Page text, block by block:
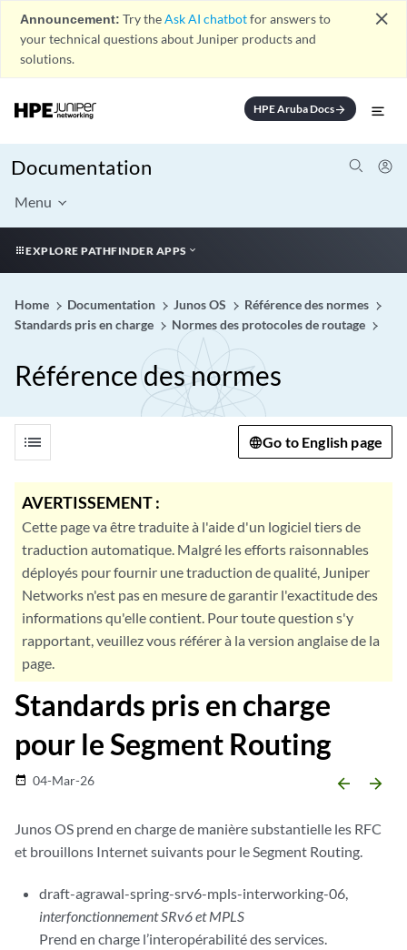
Announcement: Try theAsk AI chatbotfor answers to
your technical questions about Juniper products and
solutions.
close
HPE Aruba Docsarrow_forward
Documentation
Menu
EXPLORE PATHFINDER APPS
Home Documentation Junos OS
Référence des normes
Standards pris en charge
Normes des protocoles de routage
Référence des normes
list Go to English page
AVERTISSEMENT :
Cette page va être traduite à l'aide d'un logiciel tiers de
traduction automatique. Malgré les efforts raisonnables
déployés pour fournir une traduction de qualité, Juniper
Networks n'est pas en mesure de garantir l'exactitude des
informations qu'elle contient. Pour toute question s'y
rapportant, veuillez vous référer à la version anglaise de la
page.
Standards pris en charge
pour le Segment Routing
date_range 04-Mar-26 arrow_backward arrow_forward
Junos OS prend en charge de manière substantielle les RFC
et brouillons Internet suivants pour le Segment Routing.
draft-agrawal-spring-srv6-mpls-interworking-06,
interfonctionnement SRv6 et MPLS
Prend en charge l’interopérabilité des services.